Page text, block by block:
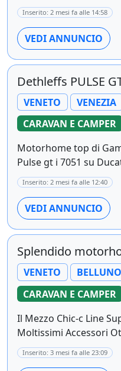
Inserito: 2 mesi fa alle 14:58
VEDI ANNUNCIO
Dethleffs PULSE
VENETO VENEZIA
CARAVAN E CAMPER
Motorhome top di
Pulse gt i 7051 su
Inserito: 2 mesi fa alle 12:40
VEDI ANNUNCIO
Splendido
VENETO BELLUNO
CARAVAN E CAMPER
Il Mezzo Chic-c Line
Moltissimi Accessori
Inserito: 3 mesi fa alle 23:09